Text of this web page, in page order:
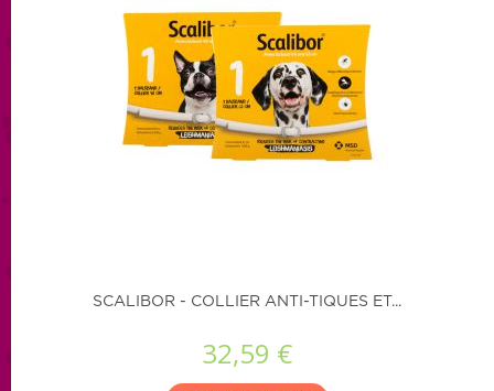
SCALIBOR - COLLIER ANTI-TIQUES ET...
32,59 €